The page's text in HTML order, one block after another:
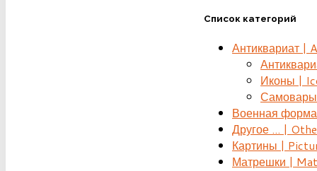
Список категорий
Антиквариат |
Иконы |
Военная
Другое ... |
Картины |
Матрешки |